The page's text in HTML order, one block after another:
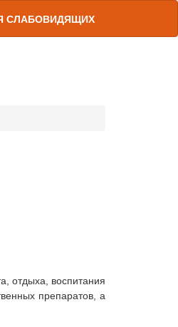
СЛАБОВИДЯЩИХ
отдыха, воспитания
препаратов, а